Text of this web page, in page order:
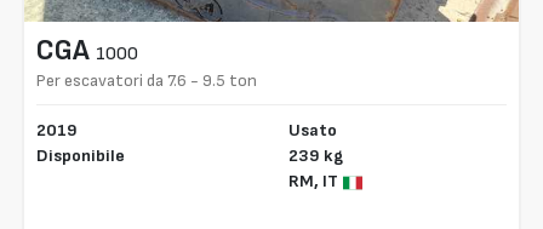
CGA 1000
Per escavatori da 7.6 - 9.5 ton
2019
Disponibile
Usato
239 kg
RM, IT